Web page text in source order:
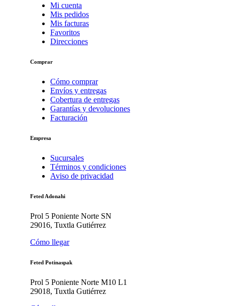
Mi cuenta
Mis pedidos
Mis facturas
Favoritos
Direcciones
Comprar
Cómo comprar
Envíos y entregas
Cobertura de entregas
Garantías y devoluciones
Facturación
Empresa
Sucursales
Términos y condiciones
Aviso de privacidad
Feted Adonahi
Prol 5 Poniente Norte SN
29016, Tuxtla Gutiérrez
Cómo llegar
Feted Potinaspak
Prol 5 Poniente Norte M10 L1
29018, Tuxtla Gutiérrez